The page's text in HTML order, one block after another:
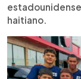
haitiano.